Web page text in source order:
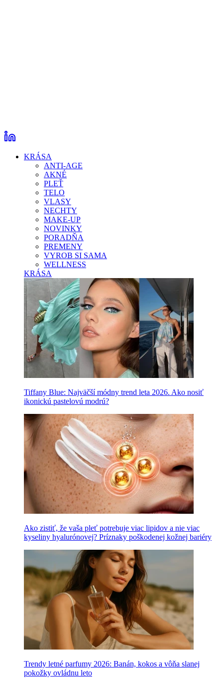
KRÁSA
ANTI-AGE
AKNÉ
PLEŤ
TELO
VLASY
NECHTY
MAKE-UP
NOVINKY
PORADŇA
PREMENY
VYROB SI SAMA
WELLNESS
KRÁSA
Tiffany Blue: Najväčší módny trend leta 2026. Ako nosiť
ikonickú pastelovú modrú?
Ako zistiť, že vaša pleť potrebuje viac lipidov a nie viac
kyseliny hyalurónovej? Príznaky poškodenej kožnej bariéry
Trendy letné parfumy 2026: Banán, kokos a vôňa slanej
pokožky ovládnu leto